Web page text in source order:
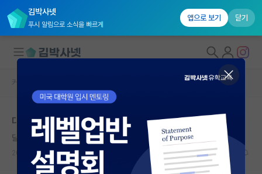
김박사넷
푸시 알림으로 소식을 빠르게
앱으로 보기 닫기
대학원생 모집
국내대학원 정보
연구실&오픈랩
커뮤니티
커뮤니티 홈
대학원 진학 예정, cv네 쓸 내용이 없어 고민입니다.
달리는 프랜시스 크릭
2024.02.02 2 2135